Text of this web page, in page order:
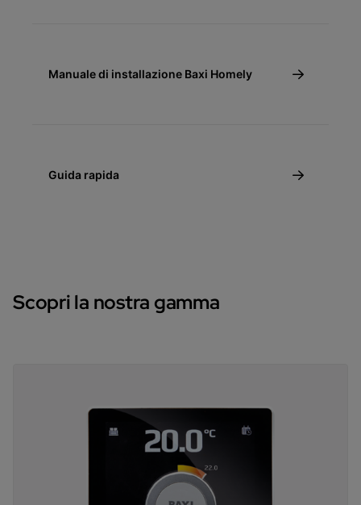
Manuale di installazione Baxi Homely
Guida rapida
Scopri la nostra gamma